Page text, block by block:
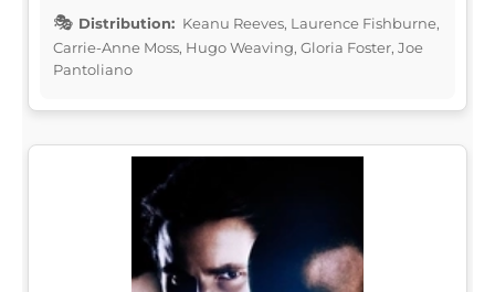
Distribution: Keanu Reeves, Laurence Fishburne,
Carrie-Anne Moss, Hugo Weaving, Gloria Foster, Joe
Pantoliano